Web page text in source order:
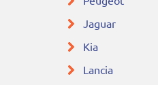
Jaguar
Kia
Lancia